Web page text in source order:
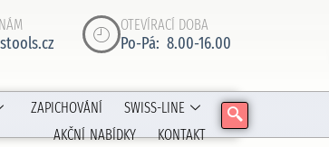
OTEVÍRACÍ DOBA
Po-Pá: 8.00-16.00
ZAPICHOVÁNÍ
SWISS-LINE
AKČNÍ NABÍDKY
KONTAKT